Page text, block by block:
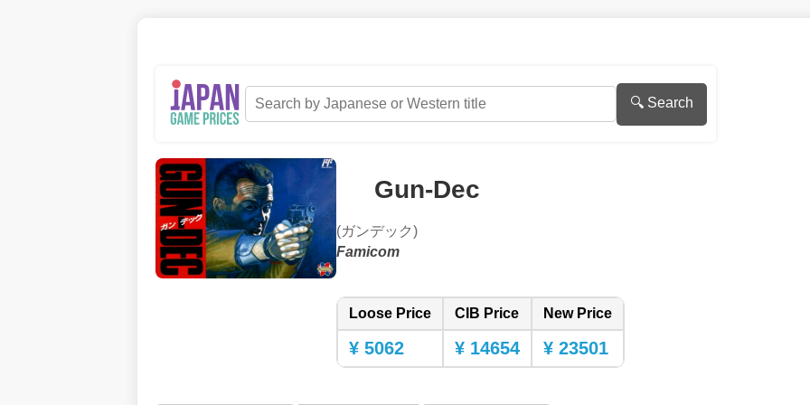
🔍 Search
Gun-Dec
(ガンデック)
Famicom
Loose Price CIB Price New Price
¥ 5062 ¥ 14654 ¥ 23501